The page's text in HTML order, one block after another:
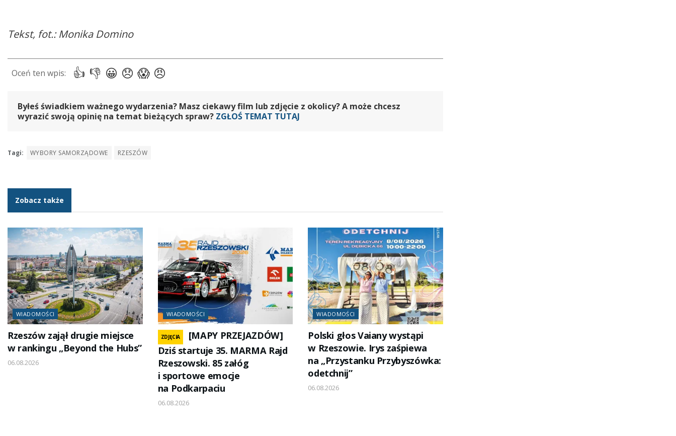
Tekst, fot.: Monika Domino
Byłeś świadkiem ważnego wydarzenia? Masz ciekawy film lub zdjęcie z okolicy? A może chcesz
wyrazić swoją opinię na temat bieżących spraw? ZGŁOŚ TEMAT TUTAJ
Tagi: WYBORY SAMORZĄDOWE RZESZÓW
Zobacz także
WIADOMOŚCI
Rzeszów zajął drugie miejsce
w rankingu „Beyond the Hubs”
06.08.2026
WIADOMOŚCI
ZDJĘCIA
[MAPY PRZEJAZDÓW]
Dziś startuje 35. MARMA Rajd
Rzeszowski. 85 załóg
i sportowe emocje
na Podkarpaciu
06.08.2026
WIADOMOŚCI
Polski głos Vaiany wystąpi
w Rzeszowie. Irys zaśpiewa
na „Przystanku Przybyszówka:
odetchnij”
06.08.2026